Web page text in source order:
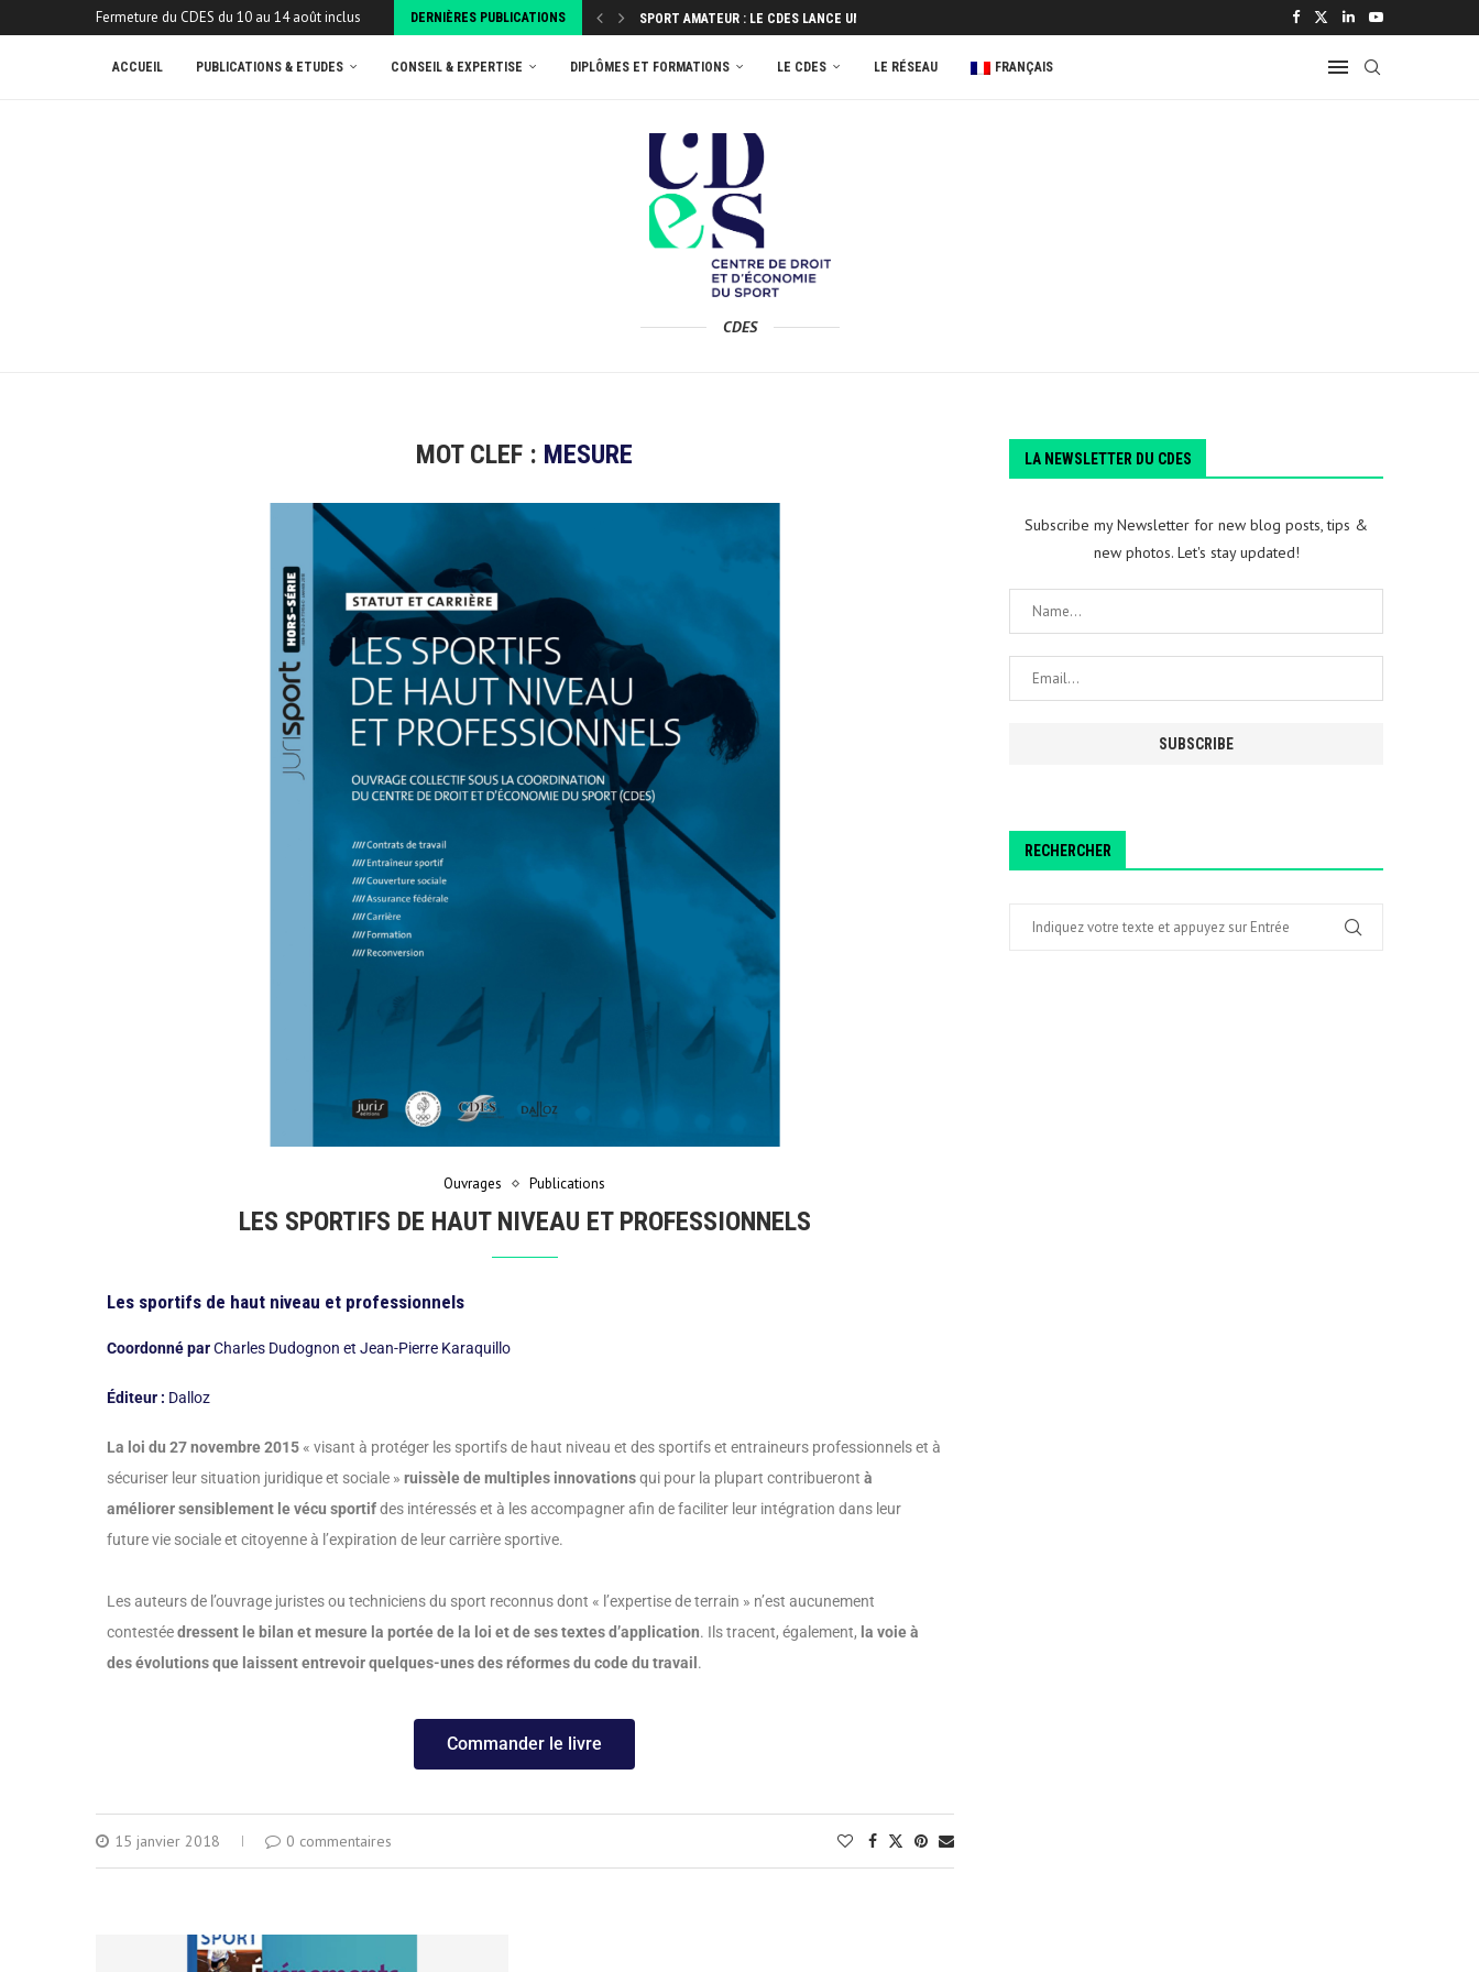
Fermeture du CDES du 10 au 14 août inclus DERNIÈRES PUBLICATIONS SPORT AMATEUR : LE CDES LANCE UNE ENQUÊTE...
ACCUEIL
PUBLICATIONS & ETUDES CONSEIL & EXPERTISE DIPLÔMES ET FORMATIONS LE CDES LE RÉSEAU FRANÇAIS
CDES
MOT CLEF : MESURE
Ouvrages Publications
LES SPORTIFS DE HAUT NIVEAU ET PROFESSIONNELS
Les sportifs de haut niveau et professionnels
Coordonné parCharles Dudognon et Jean-Pierre Karaquillo
Éditeur : Dalloz
La loi du 27 novembre 2015 « visant à protéger les sportifs de haut niveau et des sportifs et entraineurs professionnels et à
sécuriser leur situation juridique et sociale » ruissèle de multiples innovationsqui pour la plupart contribueront à
améliorer sensiblement le vécu sportifdes intéressés et à les accompagner afin de faciliter leur intégration dans leur
future vie sociale et citoyenne à l’expiration de leur carrière sportive.
Les auteurs de l’ouvrage juristes ou techniciens du sport reconnus dont « l’expertise de terrain » n’est aucunement
contestéedressent le bilan et mesure la portée de la loi et de ses textes d’application. Ils tracent, également, la voie à
des évolutions que laissent entrevoir quelques-unes des réformes du code du travail .
Commander le livre
15 janvier 2018 0 commentaires
LA NEWSLETTER DU CDES
Subscribe my Newsletter for new blog posts, tips &
new photos. Let's stay updated!
RECHERCHER